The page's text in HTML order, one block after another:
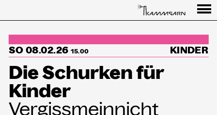
Programm
↳Summer Sessions
Besuch
Ausstellungen
SO 08.02.26 15.00 KINDER
Die Schurken für
Kinder
Vergissmeinnicht